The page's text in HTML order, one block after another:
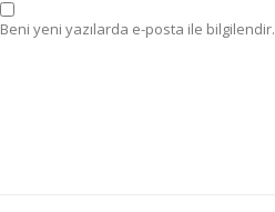
Beni yeni yazılarda e-posta ile bilgilendir.